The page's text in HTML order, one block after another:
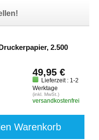
2.500
49,95 €
Lieferzeit : 1-2
Werktage
(inkl. MwSt.)
versandkostenfrei
Warenkorb